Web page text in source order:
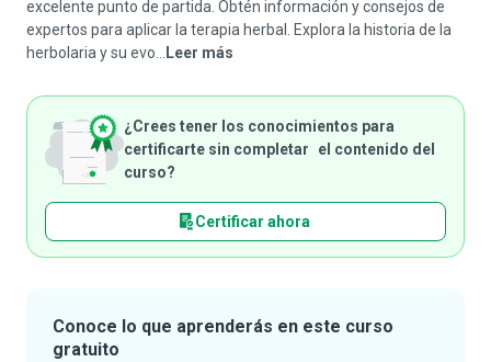
excelente punto de partida. Obtén información y consejos de
expertos para aplicar la terapia herbal. Explora la historia de la
herbolaria y su evo...
Leer más
¿Crees tener los conocimientos para
certificarte sin completar el contenido del
curso?
Certificar ahora
Conoce lo que aprenderás en este curso
gratuito